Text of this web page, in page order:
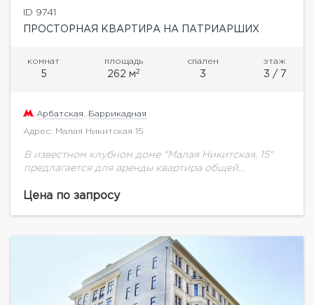
ID 9741
ПРОСТОРНАЯ КВАРТИРА НА ПАТРИАРШИХ
комнат
5
площадь
262 м2
спален
3
этаж
3 / 7
Арбатская Баррикадная
Адрес: Малая Никитская 15
В известном клубном доме "Малая Никитская, 15"
предлагается для аренды квартира общей
классическом стиле. Функциональная планировка:
Цена по запросу